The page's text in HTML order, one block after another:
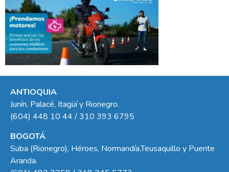
ANTIOQUIA
Junín, Palacé, Itagüí y Rionegro.
(604) 448 10 44 / 310 393 6795
BOGOTÁ
Suba (Rionegro), Héroes, Normandía,Teusaquillo y Puente
Aranda.